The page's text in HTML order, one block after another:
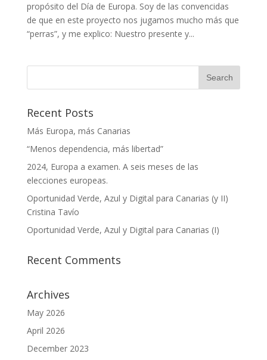
propósito del Día de Europa. Soy de las convencidas
de que en este proyecto nos jugamos mucho más que
“perras”, y me explico: Nuestro presente y...
Recent Posts
Más Europa, más Canarias
“Menos dependencia, más libertad”
2024, Europa a examen. A seis meses de las
elecciones europeas.
Oportunidad Verde, Azul y Digital para Canarias (y II)
Cristina Tavío
Oportunidad Verde, Azul y Digital para Canarias (I)
Recent Comments
Archives
May 2026
April 2026
December 2023